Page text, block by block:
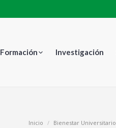
Formación Investigación
Inicio Bienestar Universitario